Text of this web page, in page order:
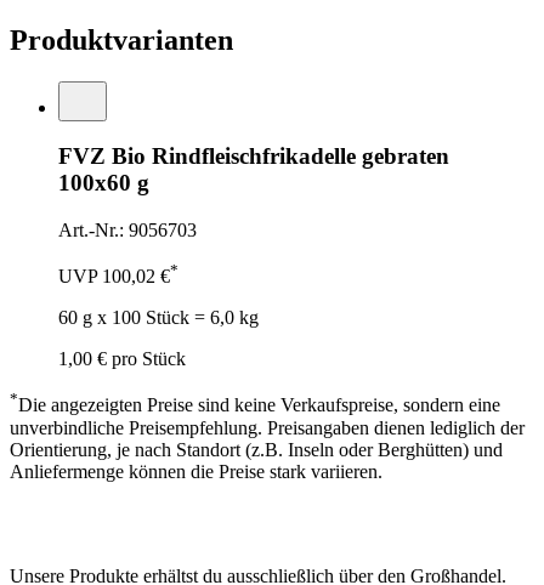
Produktvarianten
FVZ Bio Rindfleischfrikadelle gebraten
100x60 g
Art.-Nr.: 9056703
UVP 100,02 €*
60 g x 100 Stück = 6,0 kg
1,00 € pro Stück
*Die angezeigten Preise sind keine Verkaufspreise, sondern eine
unverbindliche Preisempfehlung. Preisangaben dienen lediglich der
Orientierung, je nach Standort (z.B. Inseln oder Berghütten) und
Anliefermenge können die Preise stark variieren.
Unsere Produkte erhältst du ausschließlich über den Großhandel.